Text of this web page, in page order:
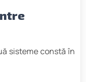
sisteme constă în